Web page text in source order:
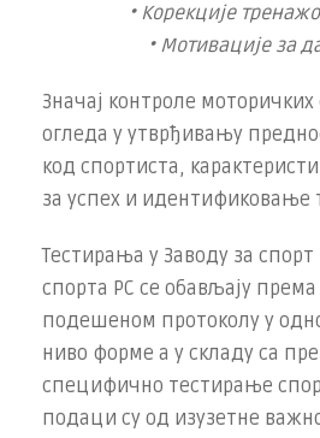
• Корекције
• Мотивације за
Значај контроле моторичких
огледа у утврђивању
код спортиста,
за успех и идентификовање
Тестирања у Заводу за
спорта РС се обављају
подешеном протоколу у
ниво форме а у складу са
специфично тестирање
подаци су од изузетне